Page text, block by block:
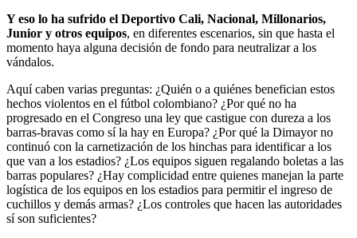
Y eso lo ha sufrido el Deportivo Cali, Nacional, Millonarios,
Junior y otros equipos, en diferentes escenarios, sin que hasta el
momento haya alguna decisión de fondo para neutralizar a los
vándalos.
Aquí caben varias preguntas: ¿Quién o a quiénes benefician estos
hechos violentos en el fútbol colombiano? ¿Por qué no ha
progresado en el Congreso una ley que castigue con dureza a los
barras-bravas como sí la hay en Europa? ¿Por qué la Dimayor no
continuó con la carnetización de los hinchas para identificar a los
que van a los estadios? ¿Los equipos siguen regalando boletas a las
barras populares? ¿Hay complicidad entre quienes manejan la parte
logística de los equipos en los estadios para permitir el ingreso de
cuchillos y demás armas? ¿Los controles que hacen las autoridades
sí son suficientes?